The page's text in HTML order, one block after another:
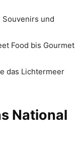
und
Food bis Gourmet
das Lichtermeer
National